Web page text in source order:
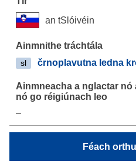
an tSlóivéin
sl črnoplavutna ledna
–
Féach